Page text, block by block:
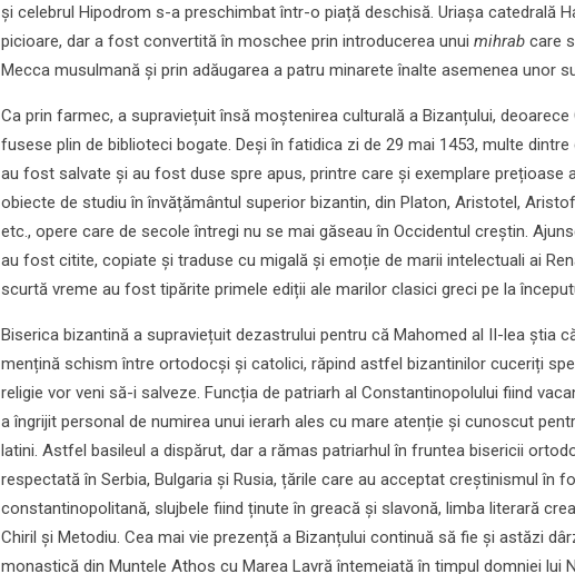
și celebrul Hipodrom s-a preschimbat într-o piață deschisă. Uriașa catedrală
picioare, dar a fost convertită în moschee prin introducerea unui mihrab care
Mecca musulmană și prin adăugarea a patru minarete înalte asemenea unor
Ca prin farmec, a supraviețuit însă moștenirea culturală a Bizanțului,
fusese plin de biblioteci bogate. Deși în fatidica zi de 29 mai 1453, multe
au fost salvate și au fost duse spre apus, printre care și exemplare prețioase
obiecte de studiu în învățământul superior bizantin, din Platon, Aristotel,
etc., opere care de secole întregi nu se mai găseau în Occidentul creștin.
au fost citite, copiate și traduse cu migală și emoție de marii intelectuali ai
scurtă vreme au fost tipărite primele ediții ale marilor clasici greci pe la
Biserica bizantină a supraviețuit dezastrului pentru că Mahomed al II-lea știa
mențină schism între ortodocși și catolici, răpind astfel bizantinilor cuceriți
religie vor veni să-i salveze. Funcția de patriarh al Constantinopolului fiind
a îngrijit personal de numirea unui ierarh ales cu mare atenție și cunoscut
latini. Astfel basileul a dispărut, dar a rămas patriarhul în fruntea bisericii
respectată în Serbia, Bulgaria și Rusia, țările care au acceptat creștinismul în
constantinopolitană, slujbele fiind ținute în greacă și slavonă, limba literară
Chiril și Metodiu. Cea mai vie prezență a Bizanțului continuă să fie și astăzi
monastică din Muntele Athos cu Marea Lavră întemeiată în timpul domniei lui